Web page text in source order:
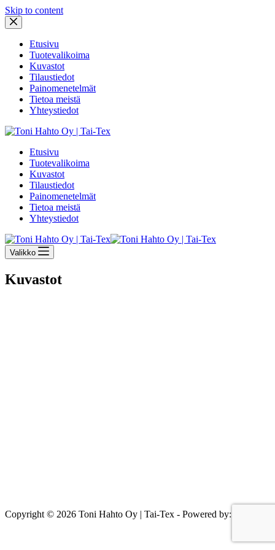
Skip to content
Etusivu
Tuotevalikoima
Kuvastot
Tilaustiedot
Painomenetelmät
Tietoa meistä
Yhteystiedot
Etusivu
Tuotevalikoima
Kuvastot
Tilaustiedot
Painomenetelmät
Tietoa meistä
Yhteystiedot
Valikko
Kuvastot
Copyright © 2026 Toni Hahto Oy | Tai-Tex - Powered by: